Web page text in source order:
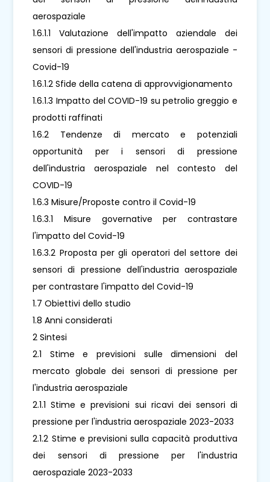
aerospaziale
1.6.1.1 Valutazione dell'impatto aziendale dei
sensori di pressione dell'industria aerospaziale -
Covid-19
1.6.1.2 Sfide della catena di approvvigionamento
1.6.1.3 Impatto del COVID-19 su petrolio greggio e
prodotti raffinati
1.6.2 Tendenze di mercato e potenziali
opportunità per i sensori di pressione
dell'industria aerospaziale nel contesto del
COVID-19
1.6.3 Misure/Proposte contro il Covid-19
1.6.3.1 Misure governative per contrastare
l'impatto del Covid-19
1.6.3.2 Proposta per gli operatori del settore dei
sensori di pressione dell'industria aerospaziale
per contrastare l'impatto del Covid-19
1.7 Obiettivi dello studio
1.8 Anni considerati
2 Sintesi
2.1 Stime e previsioni sulle dimensioni del
mercato globale dei sensori di pressione per
l'industria aerospaziale
2.1.1 Stime e previsioni sui ricavi dei sensori di
pressione per l'industria aerospaziale 2023-2033
2.1.2 Stime e previsioni sulla capacità produttiva
dei sensori di pressione per l'industria
aerospaziale 2023-2033